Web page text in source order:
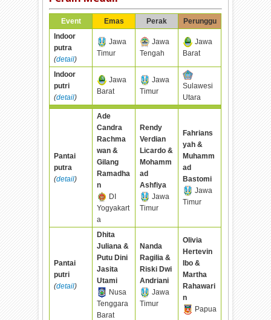
Event Emas Perak
Perunggu
Indoor
putra
(detail)
Jawa
Timur
Jawa
Tengah
Jawa
Barat
Indoor
putri
(detail)
Jawa
Barat
Jawa
Timur
Sulawesi
Utara
Pantai
putra
(detail)
Ade
Candra
Rachma
wan &
Gilang
Ramadha
n
DI
Yogyakart
a
Rendy
Verdian
Licardo &
Mohamm
ad
Ashfiya
Jawa
Timur
Fahrians
yah &
Muhamm
ad
Bastomi
Jawa
Timur
Pantai
putri
(detail)
Dhita
Juliana &
Putu Dini
Jasita
Utami
Nusa
Tenggara
Barat
Nanda
Ragilia &
Riski Dwi
Andriani
Jawa
Timur
Olivia
Hertevin
Ibo &
Martha
Rahawari
n
Papua